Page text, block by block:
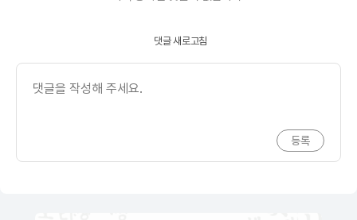
댓글 새로고침